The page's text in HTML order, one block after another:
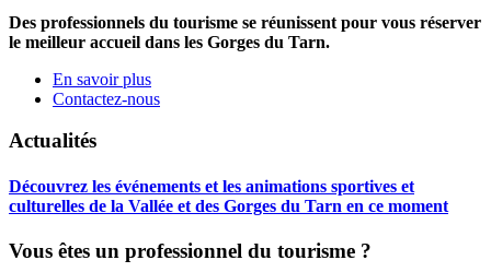
Des professionnels du tourisme se réunissent pour vous réserver
le meilleur accueil dans les Gorges du Tarn.
En savoir plus
Contactez-nous
Actualités
Découvrez les événements et les animations sportives et
culturelles de la Vallée et des Gorges du Tarn en ce moment
Vous êtes un professionnel du tourisme ?